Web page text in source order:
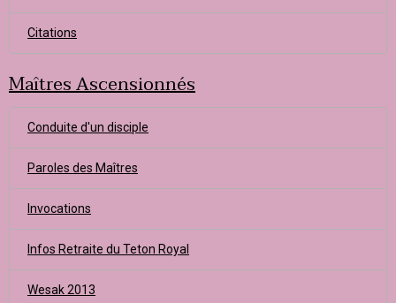
Citations
Maîtres Ascensionnés
Conduite d'un disciple
Paroles des Maîtres
Invocations
Infos Retraite du Teton Royal
Wesak 2013